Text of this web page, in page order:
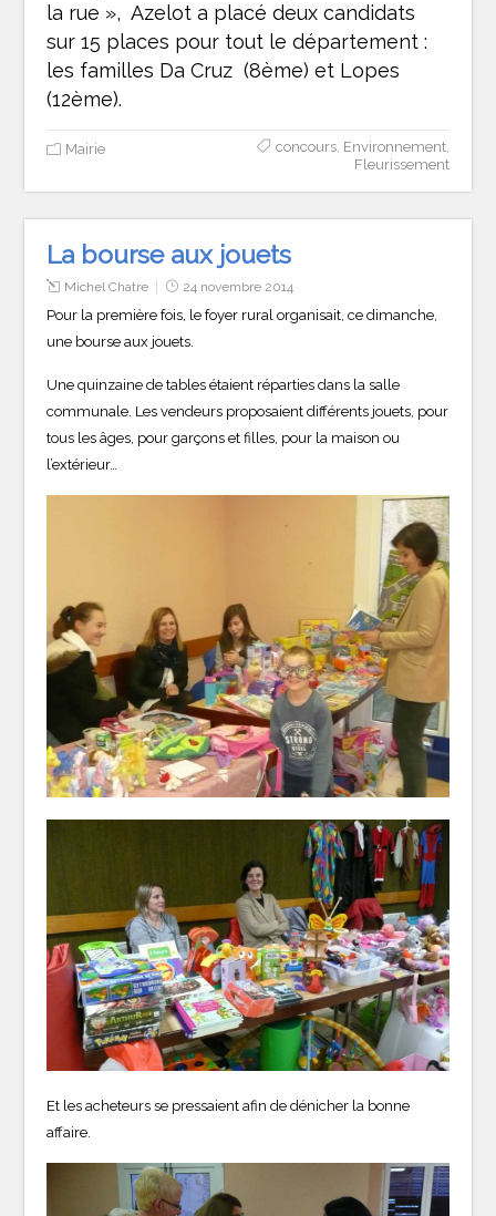
la rue », Azelot a placé deux candidats
sur 15 places pour tout le département :
les familles Da Cruz (8ème) et Lopes
(12ème).
Mairie concours, Environnement,
Fleurissement
La bourse aux jouets
Michel Chatre 24 novembre 2014
Pour la première fois, le foyer rural organisait, ce dimanche,
une bourse aux jouets.
Une quinzaine de tables étaient réparties dans la salle
communale. Les vendeurs proposaient différents jouets, pour
tous les âges, pour garçons et filles, pour la maison ou
l’extérieur…
Et les acheteurs se pressaient afin de dénicher la bonne
affaire.